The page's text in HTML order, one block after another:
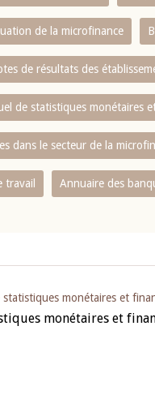
de la microfinance
de résultats des
de statistiques monétaires
dans le secteur de la
travail Annuaire des
monétaires et
monétaires et